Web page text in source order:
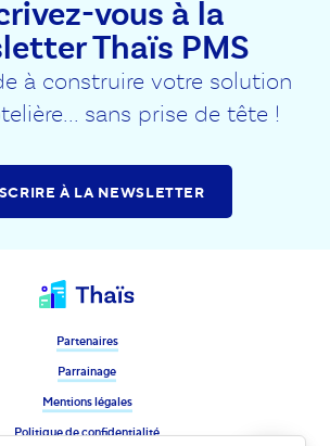
vous à la
Thaïs PMS
à construire votre solution
sans prise de tête !
À LA NEWSLETTER
Partenaires
Parrainage
Mentions légales
Politique de confidentialité